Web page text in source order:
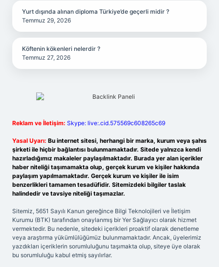
Yurt dışında alınan diploma Türkiye’de geçerli midir ?
Temmuz 29, 2026
Köftenin kökenleri nelerdir ?
Temmuz 27, 2026
Reklam ve İletişim: Skype: live:.cid.575569c608265c69
Yasal Uyarı: Bu internet sitesi, herhangi bir marka, kurum veya şahıs
şirketi ile hiçbir bağlantısı bulunmamaktadır. Sitede yalnızca kendi
hazırladığımız makaleler paylaşılmaktadır. Burada yer alan içerikler
haber niteliği taşımamakta olup, gerçek kurum ve kişiler hakkında
paylaşım yapılmamaktadır. Gerçek kurum ve kişiler ile isim
benzerlikleri tamamen tesadüfidir. Sitemizdeki bilgiler taslak
halindedir ve tavsiye niteliği taşımazlar.
Sitemiz, 5651 Sayılı Kanun gereğince Bilgi Teknolojileri ve İletişim
Kurumu (BTK) tarafından onaylanmış bir Yer Sağlayıcı olarak hizmet
vermektedir. Bu nedenle, sitedeki içerikleri proaktif olarak denetleme
veya araştırma yükümlülüğümüz bulunmamaktadır. Ancak, üyelerimiz
yazdıkları içeriklerin sorumluluğunu taşımakta olup, siteye üye olarak
bu sorumluluğu kabul etmiş sayılırlar.